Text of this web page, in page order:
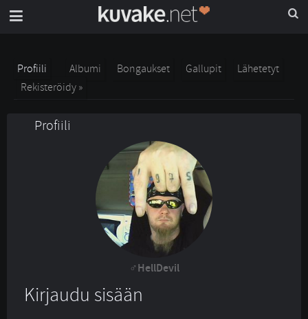
Profiili Albumi Bongaukset Gallupit
Lähetetyt
Rekisteröidy »
Profiili
HellDevil
Kirjaudu sisään